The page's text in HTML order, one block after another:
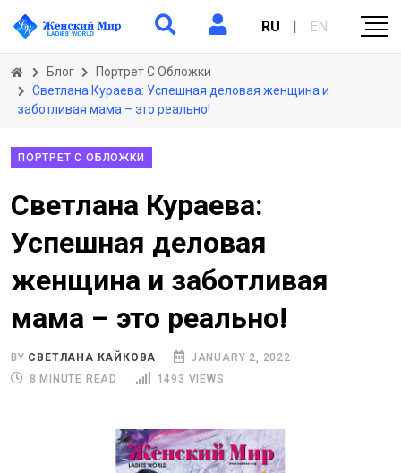
RU | EN
Блог
Портрет С Обложки
Светлана Кураева: Успешная деловая женщина и
заботливая мама – это реально!
ПОРТРЕТ С ОБЛОЖКИ
Светлана Кураева:
Успешная деловая
женщина и заботливая
мама – это реально!
BY СВЕТЛАНА КАЙКОВА
JANUARY 2, 2022
8 MINUTE READ
1493 VIEWS